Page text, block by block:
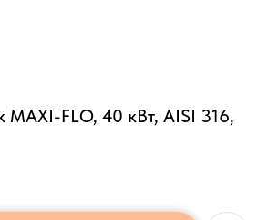
MAXI-FLO, 40 кВт, AISI 316,